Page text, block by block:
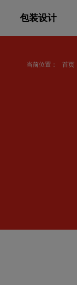
包装设计
当前位置： 首页